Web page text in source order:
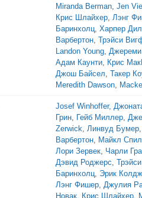
Miranda Berman, Jen
Крис Шлайхер, Лэнг
Баринхолц, Харпер
Варбертон, Трэйси
Landon Young,
Адам Каунти, Крис
Джош Байсел, Такер
Meredith Dawson,
Josef Winhoffer,
Грин, Гейб Миллер,
Zerwick, Линвуд Бумер,
Варбертон, Майкл
Лори Зервек, Чарли
Дэвид Роджерс,
Баринхолц, Эрик
Лэнг Фишер, Джулия
Новак, Крис Шлайхер,